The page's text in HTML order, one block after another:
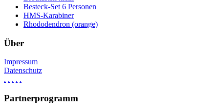
Besteck-Set 6 Personen
HMS-Karabiner
Rhododendron (orange)
Über
Impressum
Datenschutz
. . . . .
Partnerprogramm